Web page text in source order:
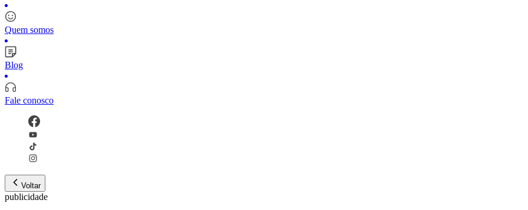
Quem somos
Blog
Fale conosco
Voltar
publicidade